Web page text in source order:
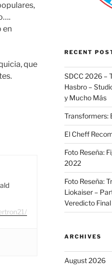
en
que
RECENT
SDCC 2026 –
Hasbro –
y Mucho Más
Transformers:
El Cheff
Foto Reseña:
2022
Foto Reseña:
Liokaiser –
Veredicto Final
ARCHIVES
August 2026